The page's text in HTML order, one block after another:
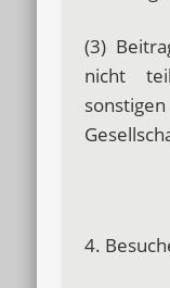
(3)
nicht
4.